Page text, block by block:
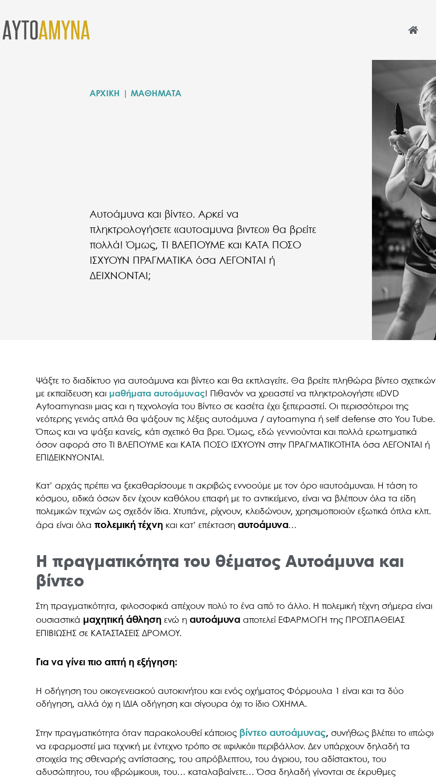
ΑΡΧΙΚΗ ΜΑΘΗΜΑΤΑ
Αυτοάμυνα και βίντεο. Αρκεί να
πληκτρολογήσετε «αυτοαμυνα βιντεο» θα βρείτε
πολλά! Όμως, ΤΙ ΒΛΕΠΟΥΜΕ και ΚΑΤΑ ΠΟΣΟ
ΙΣΧΥΟΥΝ ΠΡΑΓΜΑΤΙΚΑ όσα ΛΕΓΟΝΤΑΙ ή
ΔΕΙΧΝΟΝΤΑΙ;
Ψάξτε το διαδίκτυο για αυτοάμυνα και βίντεο και θα εκπλαγείτε. Θα βρείτε πληθώρα βίντεο σχετικών
με εκπαίδευση και μαθήματα αυτοάμυνας! Πιθανόν να χρειαστεί να πληκτρολογήστε «DVD
Aytoamynas» μιας και η τεχνολογία του Βίντεο σε κασέτα έχει ξεπεραστεί. Οι περισσότεροι της
νεότερης γενιάς απλά θα ψάξουν τις λέξεις αυτοάμυνα / aytoamyna ή self defense στο You Tube.
Όπως και να ψάξει κανείς, κάτι σχετικό θα βρει. Όμως, εδώ γεννιούνται και πολλά ερωτηματικά
όσον αφορά στο ΤΙ ΒΛΕΠΟΥΜΕ και ΚΑΤΑ ΠΟΣΟ ΙΣΧΥΟΥΝ στην ΠΡΑΓΜΑΤΙΚΟΤΗΤΑ όσα ΛΕΓΟΝΤΑΙ ή
ΕΠΙΔΕΙΚΝΥΟΝΤΑΙ.
Κατ’ αρχάς πρέπει να ξεκαθαρίσουμε τι ακριβώς εννοούμε με τον όρο «αυτοάμυνα». Η τάση το
κόσμου, ειδικά όσων δεν έχουν καθόλου επαφή με το αντικείμενο, είναι να βλέπουν όλα τα είδη
πολεμικών τεχνών ως σχεδόν ίδια. Χτυπάνε, ρίχνουν, κλειδώνουν, χρησιμοποιούν εξωτικά όπλα κλπ.
άρα είναι όλαπολεμική τέχνη και κατ’ επέκτασηαυτοάμυνα…
Η πραγματικότητα του θέματος Αυτοάμυνα και
βίντεο
Στη πραγματικότητα, φιλοσοφικά απέχουν πολύ το ένα από το άλλο. Η πολεμική τέχνη σήμερα είναι
ουσιαστικά μαχητική άθληση ενώ ηαυτοάμυνα αποτελεί ΕΦΑΡΜΟΓΗ της ΠΡΟΣΠΑΘΕΙΑΣ
ΕΠΙΒΙΩΣΗΣ σε ΚΑΤΑΣΤΑΣΕΙΣ ΔΡΟΜΟΥ.
Για να γίνει πιο απτή η εξήγηση:
Η οδήγηση του οικογενειακού αυτοκινήτου και ενός οχήματος Φόρμουλα 1 είναι και τα δύο
οδήγηση, αλλά όχι η ΙΔΙΑ οδήγηση και σίγουρα όχι το ίδιο ΟΧΗΜΑ.
Στην πραγματικότητα όταν παρακολουθεί κάποιος βίντεο αυτοάμυνας, συνήθως βλέπει το «πώς»
να εφαρμοστεί μια τεχνική με έντεχνο τρόπο σε «φιλικό» περιβάλλον. Δεν υπάρχουν δηλαδή τα
στοιχεία της σθεναρής αντίστασης, του απρόβλεπτου, του άγριου, του αδίστακτου, του
αδυσώπητου, του «βρώμικου», του… καταλαβαίνετε… Όσα δηλαδή γίνονται σε έκρυθμες